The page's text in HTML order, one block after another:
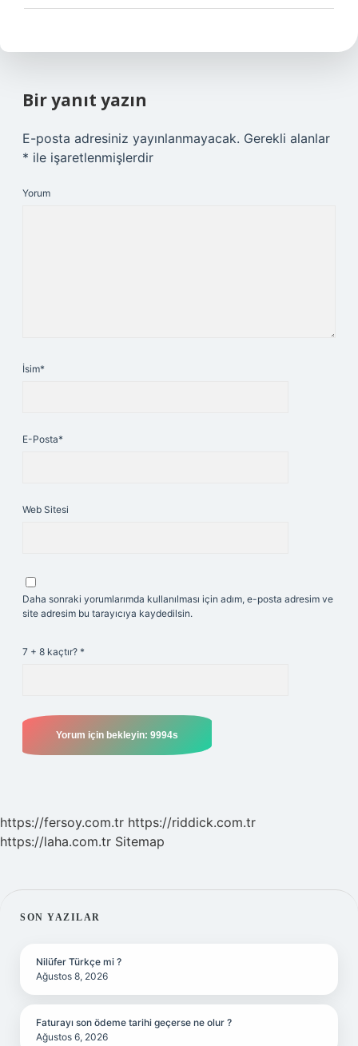
Bir yanıt yazın
E-posta adresiniz yayınlanmayacak. Gerekli alanlar
* ile işaretlenmişlerdir
Yorum
İsim*
E-Posta*
Web Sitesi
Daha sonraki yorumlarımda kullanılması için adım, e-posta adresim ve
site adresim bu tarayıcıya kaydedilsin.
7 + 8 kaçtır? *
https://fersoy.com.tr https://riddick.com.tr
https://laha.com.tr Sitemap
SIDEBAR
SON YAZILAR
Nilüfer Türkçe mi ?
Ağustos 8, 2026
Faturayı son ödeme tarihi geçerse ne olur ?
Ağustos 6, 2026